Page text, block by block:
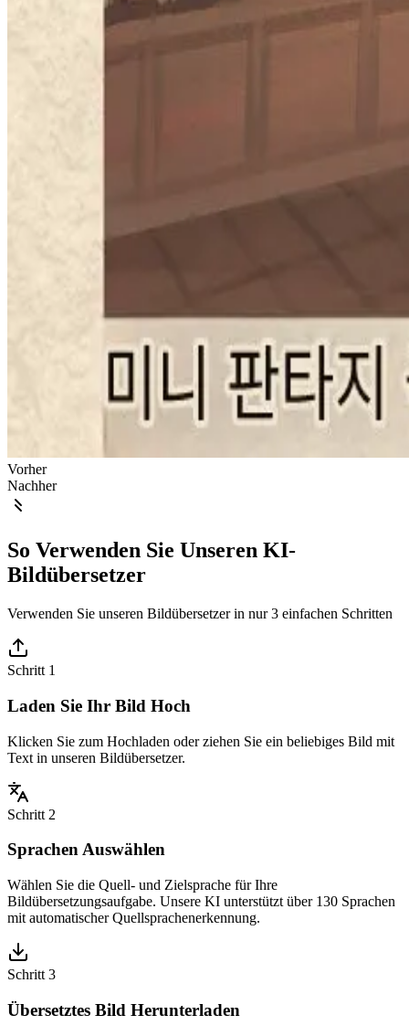
Vorher
Nachher
So Verwenden Sie Unseren KI-
Bildübersetzer
Verwenden Sie unseren Bildübersetzer in nur 3 einfachen Schritten
Schritt 1
Laden Sie Ihr Bild Hoch
Klicken Sie zum Hochladen oder ziehen Sie ein beliebiges Bild mit
Text in unseren Bildübersetzer.
Schritt 2
Sprachen Auswählen
Wählen Sie die Quell- und Zielsprache für Ihre
Bildübersetzungsaufgabe. Unsere KI unterstützt über 130 Sprachen
mit automatischer Quellsprachenerkennung.
Schritt 3
Übersetztes Bild Herunterladen